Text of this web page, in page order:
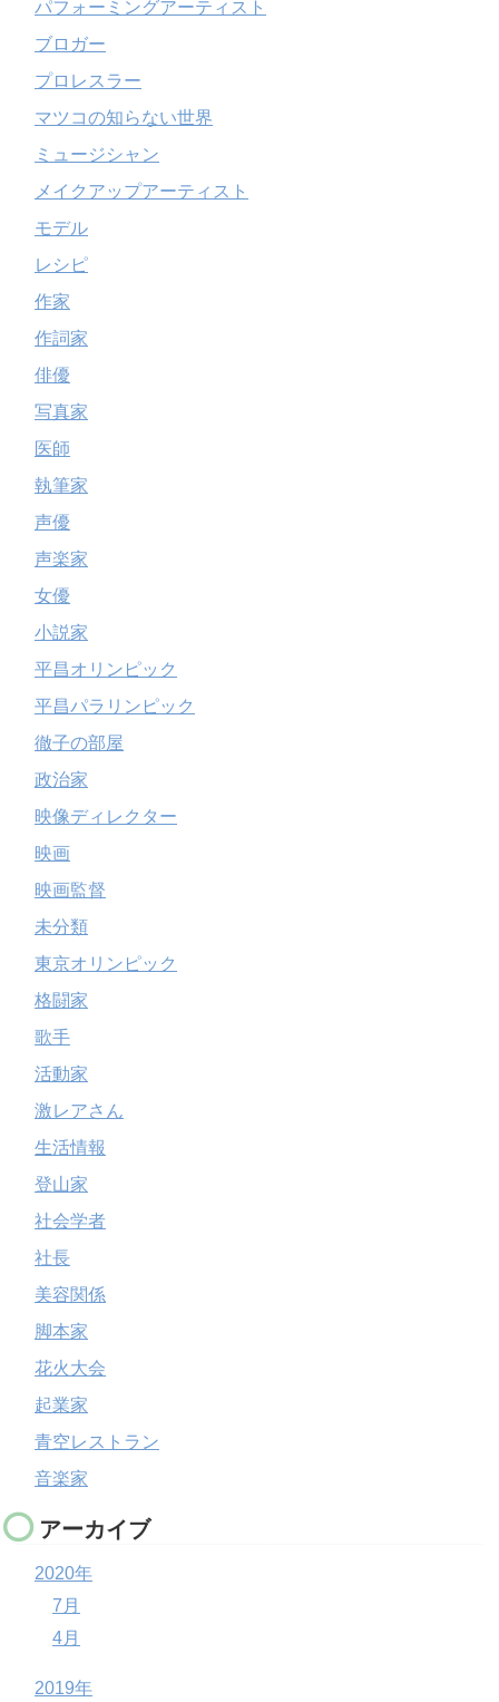
パフォーミングアーティスト
ブロガー
プロレスラー
マツコの知らない世界
ミュージシャン
メイクアップアーティスト
モデル
レシピ
作家
作詞家
俳優
写真家
医師
執筆家
声優
声楽家
女優
小説家
平昌オリンピック
平昌パラリンピック
徹子の部屋
政治家
映像ディレクター
映画
映画監督
未分類
東京オリンピック
格闘家
歌手
活動家
激レアさん
生活情報
登山家
社会学者
社長
美容関係
脚本家
花火大会
起業家
青空レストラン
音楽家
アーカイブ
2020年
7月
4月
2019年